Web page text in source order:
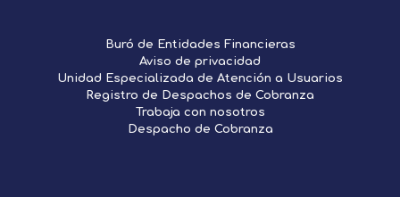
Buró de Entidades Financieras
Aviso de privacidad
Unidad Especializada de Atención a Usuarios
Registro de Despachos de Cobranza
Trabaja con nosotros
Despacho de Cobranza